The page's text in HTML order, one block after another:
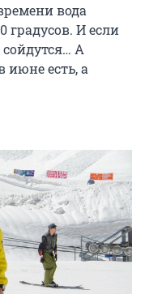
вода
градусов. И если
сойдутся… А
есть, а